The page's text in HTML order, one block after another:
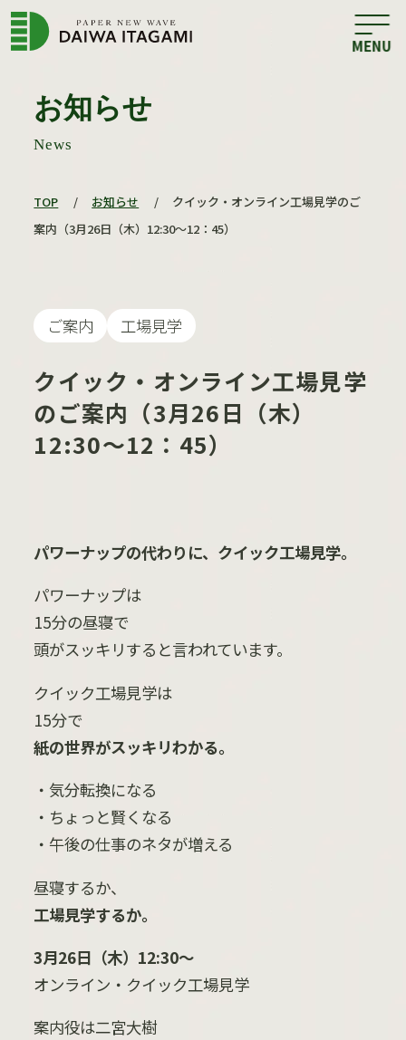
お知らせ
News
TOP / お知らせ /
クイック・オンライン工場見学のご
案内（3月26日（木）12:30〜12：45）
ご案内 工場見学
クイック・オンライン工場見学
のご案内（3月26日（木）
12:30〜12：45）
パワーナップの代わりに、クイック工場見学。
パワーナップは
15分の昼寝で
頭がスッキリすると言われています。
クイック工場見学は
15分で
紙の世界がスッキリわかる。
・気分転換になる
・ちょっと賢くなる
・午後の仕事のネタが増える
昼寝するか、
工場見学するか。
3月26日（木） 12:30〜
オンライン・クイック工場見学
案内役は二宮大樹